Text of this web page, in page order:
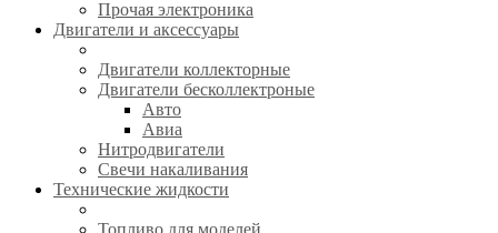
Прочая электроника
Двигатели и аксессуары
Двигатели коллекторные
Двигатели бесколлектроные
Авто
Авиа
Нитродвигатели
Свечи накаливания
Технические жидкости
Топливо для моделей